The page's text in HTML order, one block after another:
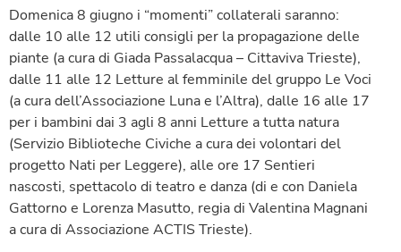
Domenica 8 giugno i “momenti” collaterali saranno:
dalle 10 alle 12 utili consigli per la propagazione delle
piante (a cura di Giada Passalacqua – Cittaviva Trieste),
dalle 11 alle 12 Letture al femminile del gruppo Le Voci
(a cura dell’Associazione Luna e l’Altra), dalle 16 alle 17
per i bambini dai 3 agli 8 anni Letture a tutta natura
(Servizio Biblioteche Civiche a cura dei volontari del
progetto Nati per Leggere), alle ore 17 Sentieri
nascosti, spettacolo di teatro e danza (di e con Daniela
Gattorno e Lorenza Masutto, regia di Valentina Magnani
a cura di Associazione ACTIS Trieste).